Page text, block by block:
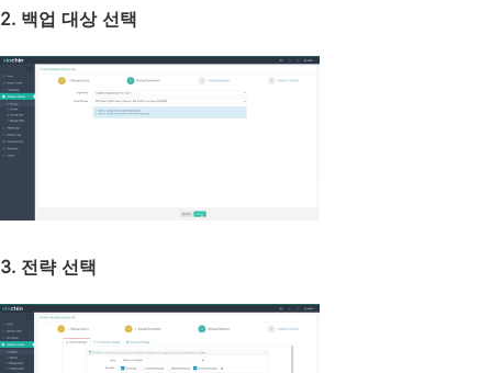
2. 백업 대상 선택
3. 전략 선택